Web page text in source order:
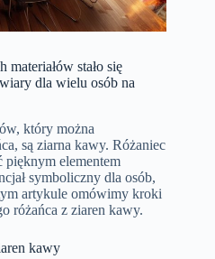
stało się
dla wielu osób na
który można
są ziarna kawy. Różaniec
elementem
symboliczny dla osób,
artykule omówimy kroki
różańca z ziaren kawy.
kawy